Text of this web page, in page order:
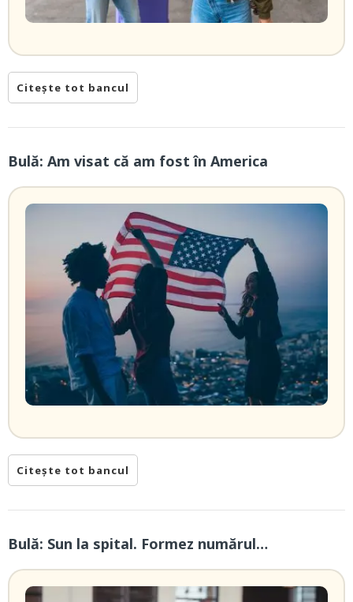
Citește tot bancul
Bulă: Am visat că am fost în America
Citește tot bancul
Bulă: Sun la spital. Formez numărul…